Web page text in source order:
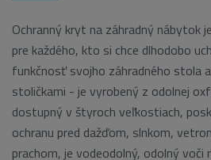
Ochranný kryt na záhradný nábytok
pre každého, kto si chce dlhodobo
funkčnosť svojho záhradného stola
stoličkami - je vyrobený z odolnej
dostupný v štyroch veľkostiach,
ochranu pred dažďom, slnkom,
prachom, je vodeodolný, odolný voči